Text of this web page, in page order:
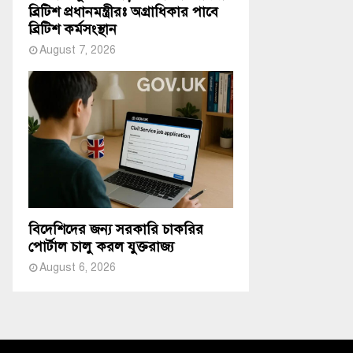
ব্রিটিশ প্রধানমন্ত্রীরঃ অগ্রাধিকার পাবে
ব্রিটিশ কর্মসংস্থান
August 7, 2026
বিদেশিদের জন্য সরকারি চাকরির
পোর্টাল চালু করল যুক্তরাজ্য
August 6, 2026